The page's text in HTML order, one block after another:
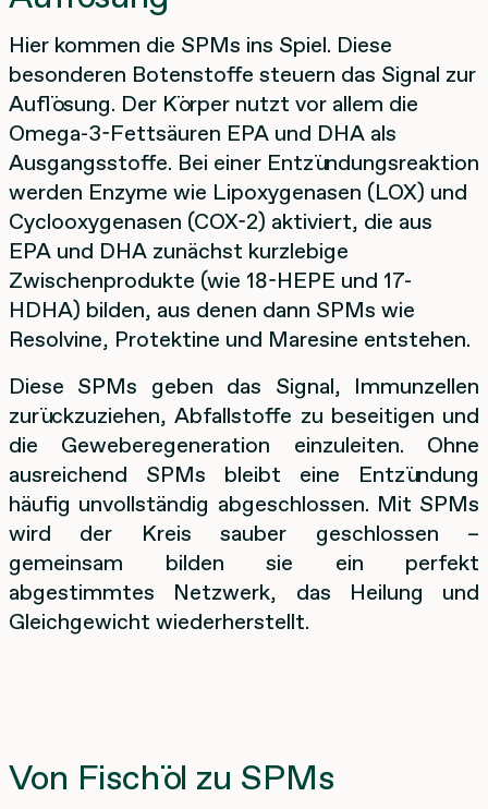
Hier kommen die SPMs ins Spiel. Diese
besonderen Botenstoffe steuern das Signal zur
Auflösung. Der Körper nutzt vor allem die
Omega-3-Fettsäuren EPA und DHA als
Ausgangsstoffe. Bei einer Entzündungsreaktion
werden Enzyme wie Lipoxygenasen (LOX) und
Cyclooxygenasen (COX-2) aktiviert, die aus
EPA und DHA zunächst kurzlebige
Zwischenprodukte (wie 18-HEPE und 17-
HDHA) bilden, aus denen dann SPMs wie
Resolvine, Protektine und Maresine entstehen.
Diese SPMs geben das Signal, Immunzellen
zurückzuziehen, Abfallstoffe zu beseitigen und
die Geweberegeneration einzuleiten. Ohne
ausreichend SPMs bleibt eine Entzündung
häufig unvollständig abgeschlossen. Mit SPMs
wird der Kreis sauber geschlossen –
gemeinsam bilden sie ein perfekt
abgestimmtes Netzwerk, das Heilung und
Gleichgewicht wiederherstellt.
Von Fischöl zu SPMs